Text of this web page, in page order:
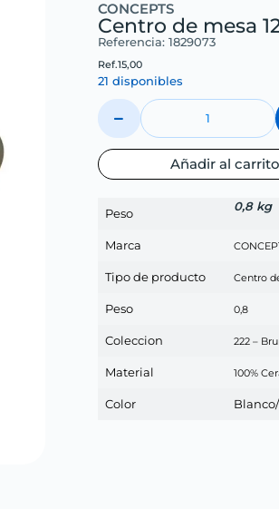
CONCEPTS
Centro de mesa
Referencia: 1829073
Ref.15,00
21 disponibles
Añadir al carrito
Peso 0,8 kg
Marca
Tipo de producto Centro
Peso 0,8
Coleccion 222 –
Material 100%
Color